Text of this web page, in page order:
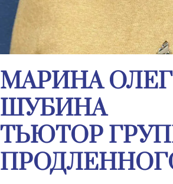
МАРИНА
ШУБИНА
ТЬЮТОР